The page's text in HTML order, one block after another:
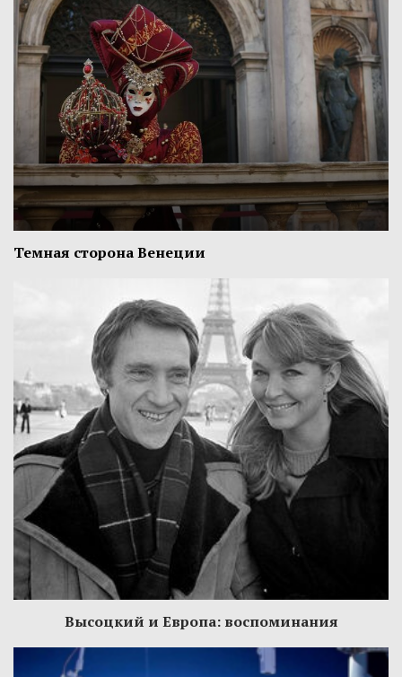
Темная сторона Венеции
Высоцкий и Европа: воспоминания